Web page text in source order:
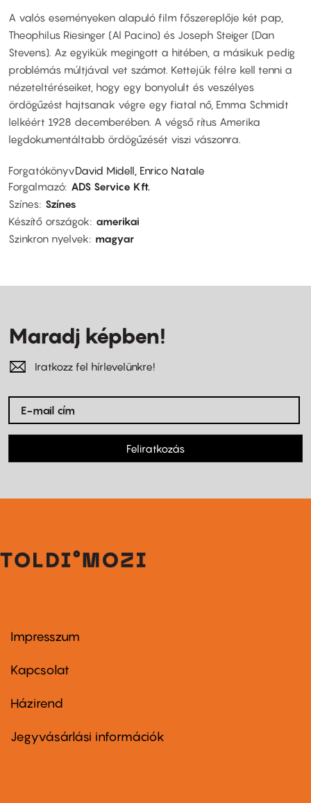
A valós eseményeken alapuló film főszereplője két pap,
Theophilus Riesinger (Al Pacino) és Joseph Steiger (Dan
Stevens). Az egyikük megingott a hitében, a másikuk pedig
problémás múltjával vet számot. Kettejük félre kell tenni a
nézeteltéréseiket, hogy egy bonyolult és veszélyes
ördögűzést hajtsanak végre egy fiatal nő, Emma Schmidt
lelkéért 1928 decemberében. A végső rítus Amerika
legdokumentáltabb ördögűzését viszi vászonra.
ForgatókönyvDavid Midell, Enrico Natale
Forgalmazó ADS Service Kft.
Színes Színes
Készítő országok
amerikai
Szinkron nyelvek
magyar
Maradj képben!
Iratkozz fel hírlevelünkre!
Feliratkozás
Footer
first
Impresszum
Kapcsolat
Footer
second
Házirend
Jegyvásárlási információk